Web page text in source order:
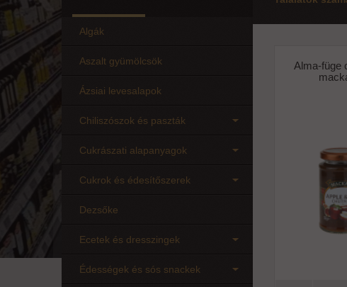
Algák
Aszalt gyümölcsök
Ázsiai levesalapok
Chiliszószok és paszták
Cukrászati alapanyagok
Cukrok és édesítőszerek
Dezsőke
Ecetek és dresszingek
Édességek és sós snackek
Alma-füge